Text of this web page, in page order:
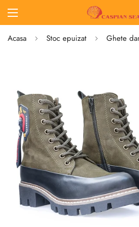
Acasa Stoc epuizat